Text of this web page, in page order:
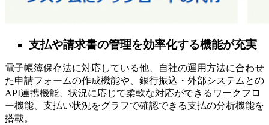
支払や請求書の管理を効率化する機能が充実
電子帳簿保存法に対応している他、自社の運用方法に合わせ
た申請フォームの作成機能や、銀行振込・外部システムとの
API連携機能、状況に応じて柔軟な対応ができるワークフロ
ー機能、支払い状況をグラフで確認できる支払の分析機能を
搭載。